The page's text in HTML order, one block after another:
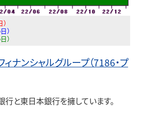
）
）
ィナンシャルグループ（7186・プ
と東日本銀行を擁しています。